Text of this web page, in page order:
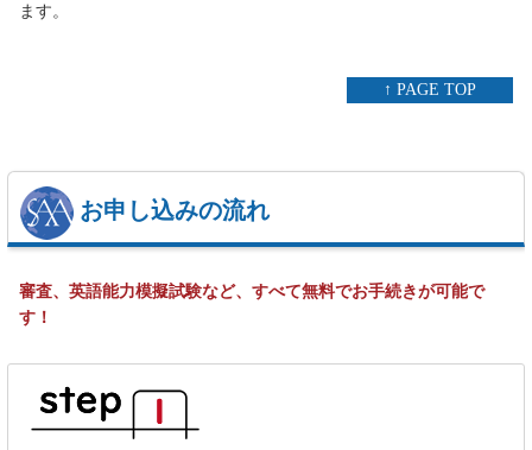
ます。
↑ PAGE TOP
お申し込みの流れ
審査、英語能力模擬試験など、すべて無料でお手続きが可能で
す！